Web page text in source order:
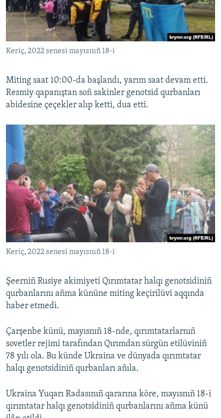
Keriç, 2022 senesi mayısnıñ 18-i
Miting saat 10:00-da başlandı, yarım saat devam etti.
Resmiy qapanıştan soñ sakinler genotsid qurbanları
abidesine çeçekler alıp ketti, dua etti.
Keriç, 2022 senesi mayısnıñ 18-i
Şeerniñ Rusiye akimiyeti Qırımtatar halqı genotsidiniñ
qurbanlarını añma kününe miting keçirilüvi aqqında
haber etmedi.
Çarşenbe künü, mayısnıñ 18-nde, qırımtatarlarnıñ
sovetler rejimi tarafından Qırımdan sürgün etilüviniñ
78 yılı ola. Bu künde Ukraina ve dünyada qırımtatar
halqı genotsidiniñ qurbanları añıla.
Ukraina Yuqarı Radasınıñ qararına köre, mayısnıñ 18-i
qırımtatar halqı genotsidiniñ qurbanlarını añma künü